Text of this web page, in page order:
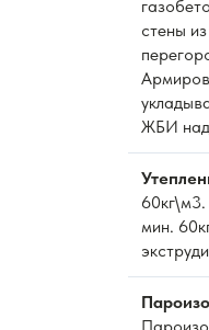
стены
ЖБИ над
мин.